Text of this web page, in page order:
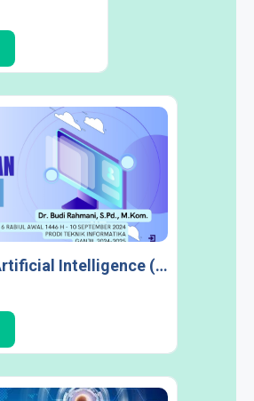
SB-ISPS2-006 Artificial Intelligence (PSI)